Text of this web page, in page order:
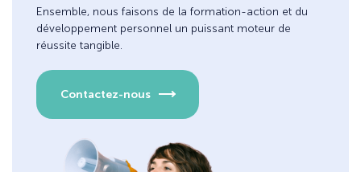
Ensemble, nous faisons de la formation-action et du
développement personnel un puissant moteur de
réussite tangible.
Contactez-nous